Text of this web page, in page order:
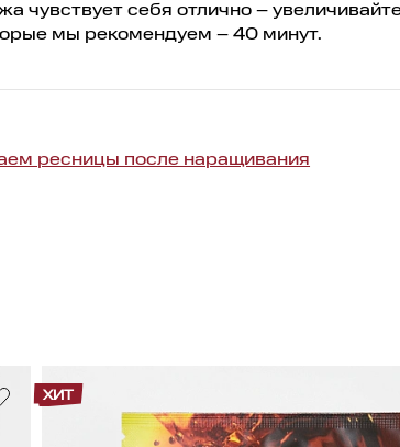
чувствует себя отлично –
мы рекомендуем – 40 минут.
ресницы после наращивания
ХИТ